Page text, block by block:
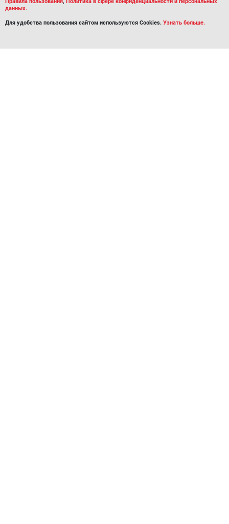
данных.
Для удобства пользования сайтом используются Cookies. Узнать больше.